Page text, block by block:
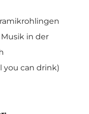
in der
you can drink)